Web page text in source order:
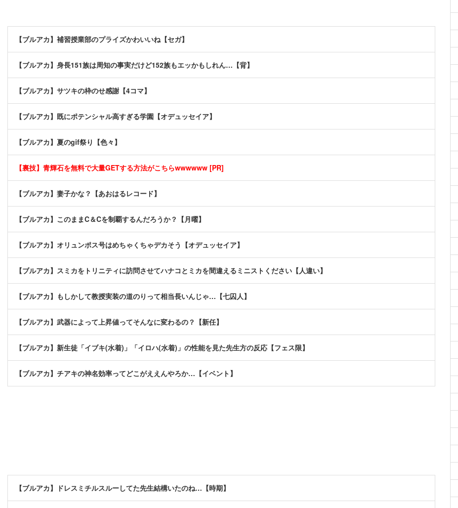
【ブルアカ】補習授業部のプライズかわいいね【セガ】
【ブルアカ】身長151族は周知の事実だけど152族もエッかもしれん…【背】
【ブルアカ】サツキの枠のせ感謝【4コマ】
【ブルアカ】既にポテンシャル高すぎる学園【オデュッセイア】
【ブルアカ】夏のgif祭り【色々】
【裏技】青輝石を無料で大量GETする方法がこちらwwwwww [PR]
【ブルアカ】妻子かな？【あおはるレコード】
【ブルアカ】このままC＆Cを制覇するんだろうか？【月曜】
【ブルアカ】オリュンポス号はめちゃくちゃデカそう【オデュッセイア】
【ブルアカ】スミカをトリニティに訪問させてハナコとミカを間違えるミニストください【人違い】
【ブルアカ】もしかして教授実装の道のりって相当長いんじゃ…【七囚人】
【ブルアカ】武器によって上昇値ってそんなに変わるの？【新任】
【ブルアカ】新生徒「イブキ(水着)」「イロハ(水着)」の性能を見た先生方の反応【フェス限】
【ブルアカ】チアキの神名効率ってどこがええんやろか…【イベント】
【ブルアカ】ドレスミチルスルーしてた先生結構いたのね…【時期】